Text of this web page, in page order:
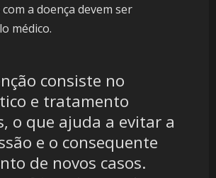
a doença devem ser
médico.
consiste no
e tratamento
o que ajuda a evitar a
e o consequente
de novos casos.